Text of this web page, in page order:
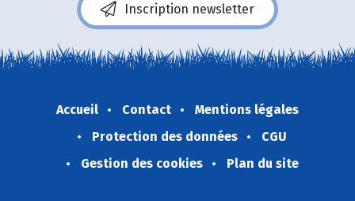
Inscription newsletter
Accueil Contact
Mentions légales
Protection des données
CGU
Gestion des cookies
Plan du site